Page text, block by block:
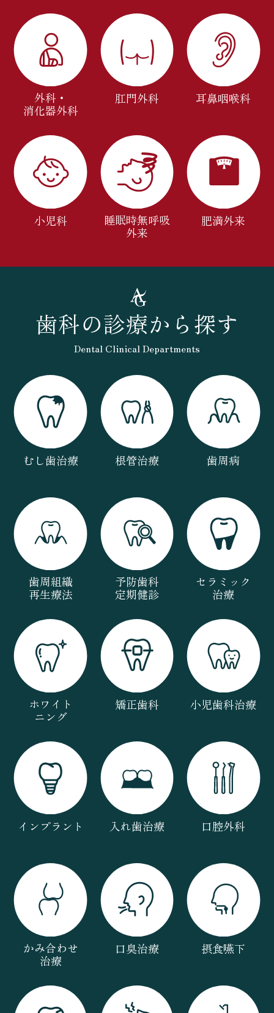
外科・
消化器外科
肛門外科 耳鼻咽喉科
小児科
睡眠時無呼吸
外来
肥満外来
歯科の診療から探す
Dental Clinical Departments
むし歯治療 根管治療 歯周病
歯周組織
再生療法
予防歯科
定期健診
セラミック
治療
ホワイト
ニング
矯正歯科 小児歯科治療
インプラント 入れ歯治療 口腔外科
かみ合わせ
治療
口臭治療 摂食嚥下